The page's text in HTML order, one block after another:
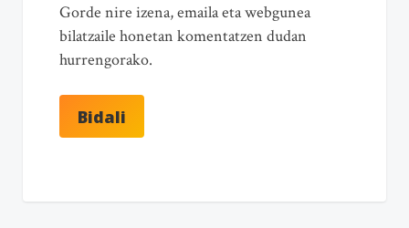
Gorde nire izena, emaila eta webgunea
bilatzaile honetan komentatzen dudan
hurrengorako.